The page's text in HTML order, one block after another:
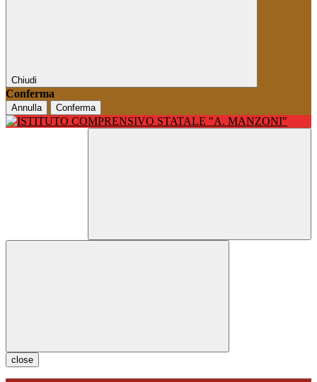
Chiudi
Conferma
Annulla Conferma
close